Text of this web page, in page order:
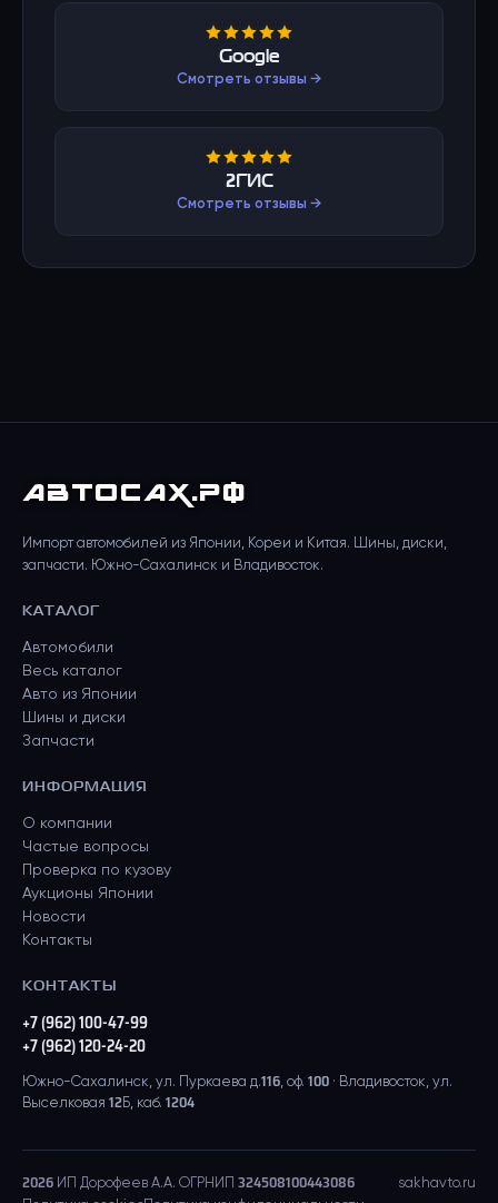
Google
Смотреть отзывы →
2ГИС
Смотреть отзывы →
АВТОСАХ.РФ
Импорт автомобилей из Японии, Кореи и Китая. Шины, диски,
запчасти. Южно-Сахалинск и Владивосток.
КАТАЛОГ
Автомобили
Весь каталог
Авто из Японии
Шины и диски
Запчасти
ИНФОРМАЦИЯ
О компании
Частые вопросы
Проверка по кузову
Аукционы Японии
Новости
Контакты
КОНТАКТЫ
+7 (962) 100-47-99
+7 (962) 120-24-20
Южно-Сахалинск, ул. Пуркаева д.116, оф. 100 · Владивосток, ул.
Выселковая 12Б, каб. 1204
2026 ИП Дорофеев А.А. ОГРНИП 324508100443086 sakhavto.ru